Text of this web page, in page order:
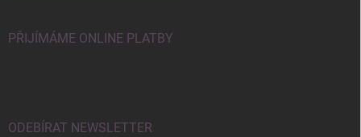
PŘIJÍMÁME ONLINE PLATBY
ODEBÍRAT NEWSLETTER